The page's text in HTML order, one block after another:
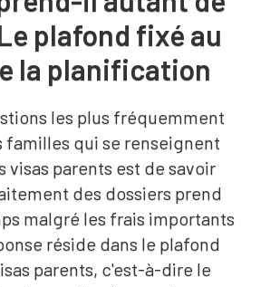
plafond fixé au
la planification
les plus fréquemment
familles qui se renseignent
visas parents est de savoir
des dossiers prend
malgré les frais importants
réside dans le plafond
parents, c'est-à-dire le